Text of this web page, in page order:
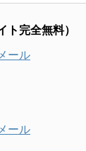
ト完全無料）
ール
ール